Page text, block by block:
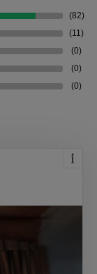
(82)
(11)
(0)
(0)
(0)